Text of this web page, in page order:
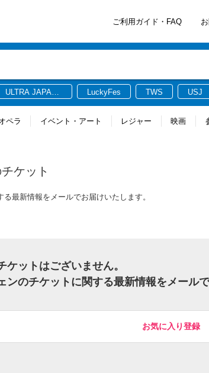
ご利用ガイド・FAQ
ULTRA JAPAN
LuckyFes TWS USJ
ペラ イベント・アート レジャー 映画
ケット
最新情報をメールでお届けいたします。
ットはございません。
のチケットに関する最新情報をメール
お気に入り登録